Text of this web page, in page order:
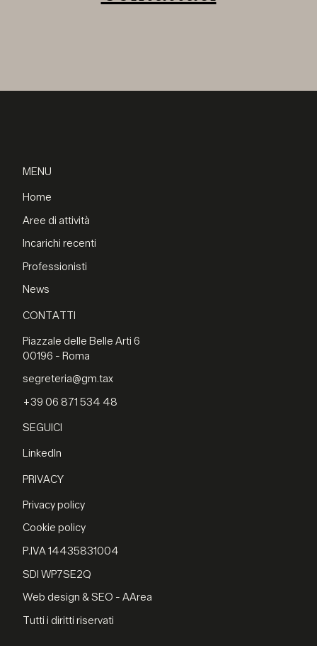
MENU
Home
Aree di attività
Incarichi recenti
Professionisti
News
CONTATTI
Piazzale delle Belle Arti 6
00196 - Roma
segreteria@gm.tax
+39 06 871 534 48
SEGUICI
LinkedIn
PRIVACY
Privacy policy
Cookie policy
P.IVA 14435831004
SDI WP7SE2Q
Web design & SEO - AArea
Tutti i diritti riservati